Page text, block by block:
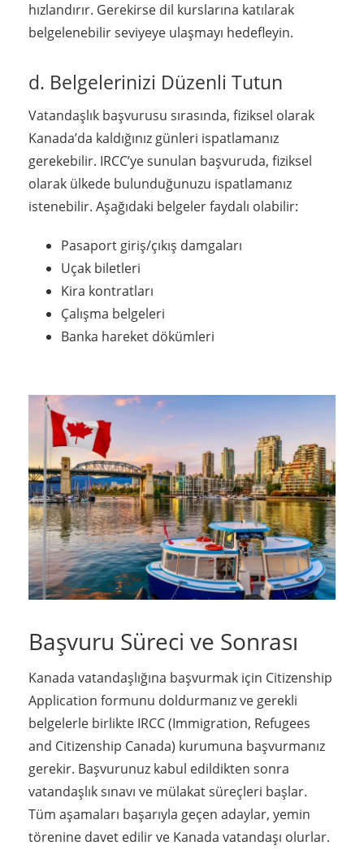
hızlandırır. Gerekirse dil kurslarına katılarak
belgelenebilir seviyeye ulaşmayı hedefleyin.
d. Belgelerinizi Düzenli Tutun
Vatandaşlık başvurusu sırasında, fiziksel olarak
Kanada’da kaldığınız günleri ispatlamanız
gerekebilir. IRCC’ye sunulan başvuruda, fiziksel
olarak ülkede bulunduğunuzu ispatlamanız
istenebilir. Aşağıdaki belgeler faydalı olabilir:
Pasaport giriş/çıkış damgaları
Uçak biletleri
Kira kontratları
Çalışma belgeleri
Banka hareket dökümleri
Başvuru Süreci ve Sonrası
Kanada vatandaşlığına başvurmak için Citizenship
Application formunu doldurmanız ve gerekli
belgelerle birlikte IRCC (Immigration, Refugees
and Citizenship Canada) kurumuna başvurmanız
gerekir. Başvurunuz kabul edildikten sonra
vatandaşlık sınavı ve mülakat süreçleri başlar.
Tüm aşamaları başarıyla geçen adaylar, yemin
törenine davet edilir ve Kanada vatandaşı olurlar.